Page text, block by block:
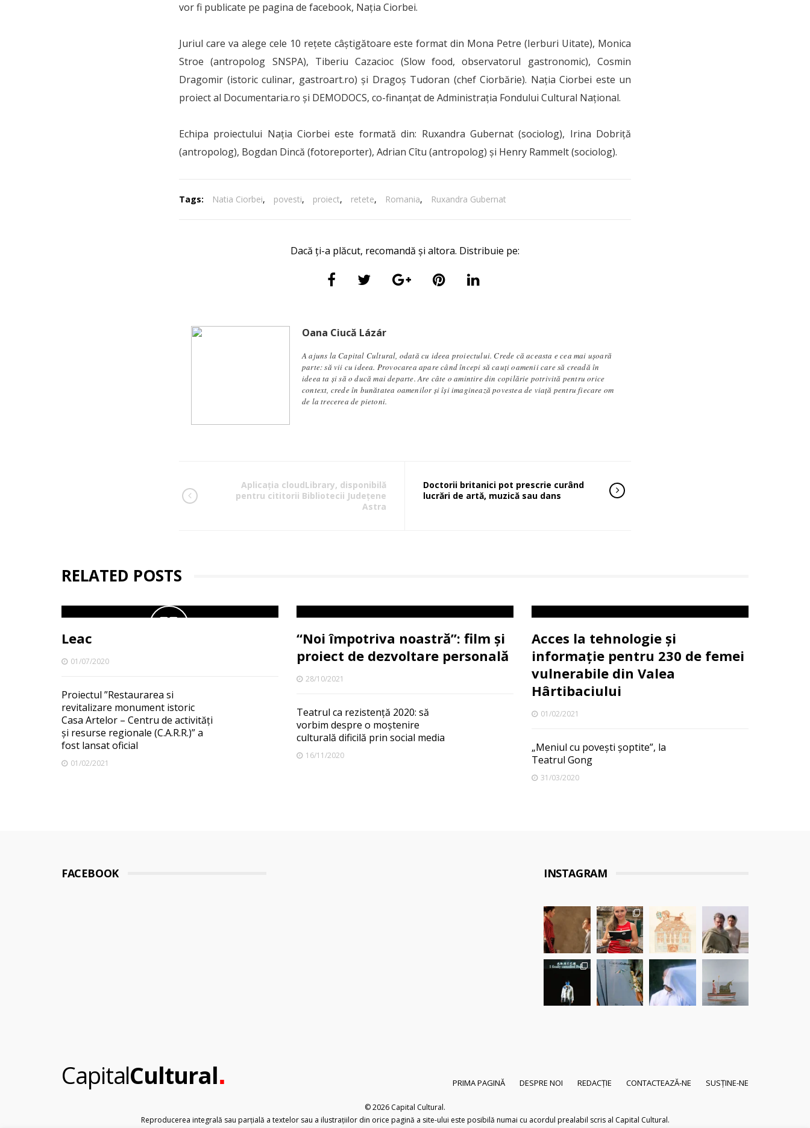
vor fi publicate pe pagina de facebook, Nația Ciorbei.
Juriul care va alege cele 10 reţete câştigătoare este format din Mona Petre (Ierburi Uitate), Monica
Stroe (antropolog SNSPA), Tiberiu Cazacioc (Slow food, observatorul gastronomic), Cosmin
Dragomir (istoric culinar, gastroart.ro) şi Dragoş Tudoran (chef Ciorbărie). Naţia Ciorbei este un
proiect al Documentaria.ro şi DEMODOCS, co-finanţat de Administraţia Fondului Cultural Naţional.
Echipa proiectului Nația Ciorbei este formată din: Ruxandra Gubernat (sociolog), Irina Dobriţă
(antropolog), Bogdan Dincă (fotoreporter), Adrian Cîtu (antropolog) şi Henry Rammelt (sociolog).
Tags: Natia Ciorbei, povesti, proiect, retete, Romania, Ruxandra Gubernat
Dacă ți-a plăcut, recomandă și altora. Distribuie pe:
Oana Ciucă Lázár
A ajuns la Capital Cultural, odată cu ideea proiectului. Crede că aceasta e cea mai ușoară
parte: să vii cu ideea. Provocarea apare când începi să cauți oamenii care să creadă în
ideea ta și să o ducă mai departe. Are câte o amintire din copilărie potrivită pentru orice
context, crede în bunătatea oamenilor și își imaginează povestea de viață pentru fiecare om
de la trecerea de pietoni.
Aplicația cloudLibrary, disponibilă
pentru cititorii Bibliotecii Județene
Astra
Doctorii britanici pot prescrie curând
lucrări de artă, muzică sau dans
RELATED POSTS
Leac
01/07/2020
Proiectul ”Restaurarea si
revitalizare monument istoric
Casa Artelor – Centru de activități
și resurse regionale (C.A.R.R.)” a
fost lansat oficial
01/02/2021
“Noi împotriva noastră”: film și
proiect de dezvoltare personală
28/10/2021
Teatrul ca rezistență 2020: să
vorbim despre o moștenire
culturală dificilă prin social media
16/11/2020
Acces la tehnologie și
informație pentru 230 de femei
vulnerabile din Valea
Hârtibaciului
01/02/2021
„Meniul cu povești șoptite”, la
Teatrul Gong
31/03/2020
FACEBOOK INSTAGRAM
CapitalCultural. PRIMA PAGINĂ DESPRE NOI REDACȚIE CONTACTEAZĂ-NE SUSȚINE-NE
© 2026 Capital Cultural.
Reproducerea integrală sau parțială a textelor sau a ilustrațiilor din orice pagină a site-ului este posibilă numai cu acordul prealabil scris al Capital Cultural.